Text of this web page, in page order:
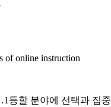
of online instruction
등할 분야에 선택과 집